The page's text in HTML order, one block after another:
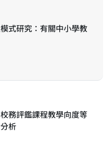
式研究：有關中小學教
務評鑑課程教學向度等
析